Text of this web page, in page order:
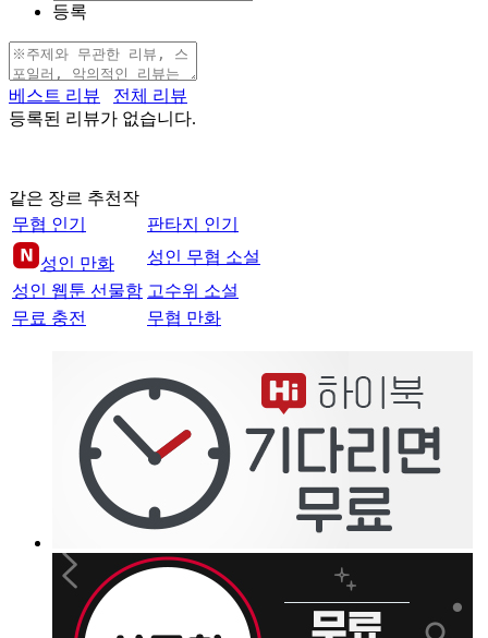
등록
베스트 리뷰
전체 리뷰
등록된 리뷰가 없습니다.
같은 장르 추천작
무협 인기
판타지 인기
성인 만화
성인 무협 소설
성인 웹툰 선물함 고수위 소설
무료 충전
무협 만화